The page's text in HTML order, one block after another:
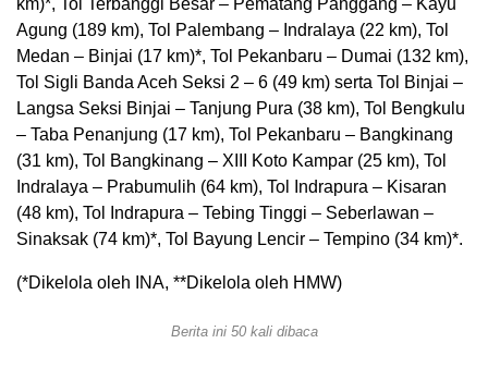
km)*, Tol Terbanggi Besar – Pematang Panggang – Kayu
Agung (189 km), Tol Palembang – Indralaya (22 km), Tol
Medan – Binjai (17 km)*, Tol Pekanbaru – Dumai (132 km),
Tol Sigli Banda Aceh Seksi 2 – 6 (49 km) serta Tol Binjai –
Langsa Seksi Binjai – Tanjung Pura (38 km), Tol Bengkulu
– Taba Penanjung (17 km), Tol Pekanbaru – Bangkinang
(31 km), Tol Bangkinang – XIII Koto Kampar (25 km), Tol
Indralaya – Prabumulih (64 km), Tol Indrapura – Kisaran
(48 km), Tol Indrapura – Tebing Tinggi – Seberlawan –
Sinaksak (74 km)*, Tol Bayung Lencir – Tempino (34 km)*.
(*Dikelola oleh INA, **Dikelola oleh HMW)
Berita ini 50 kali dibaca